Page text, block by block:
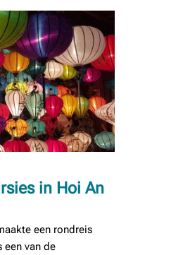
in Hoi An
een rondreis
een van de